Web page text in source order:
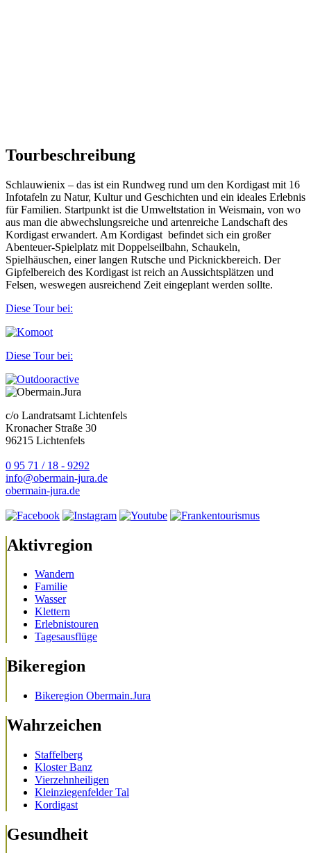
Tourbeschreibung
Schlauwienix – das ist ein Rundweg rund um den Kordigast mit 16
Infotafeln zu Natur, Kultur und Geschichten und ein ideales Erlebnis
für Familien. Startpunkt ist die Umweltstation in Weismain, von wo
aus man die abwechslungsreiche und artenreiche Landschaft des
Kordigast erwandert. Am Kordigast befindet sich ein großer
Abenteuer-Spielplatz mit Doppelseilbahn, Schaukeln,
Spielhäuschen, einer langen Rutsche und Picknickbereich. Der
Gipfelbereich des Kordigast ist reich an Aussichtsplätzen und
Felsen, weswegen ausreichend Zeit eingeplant werden sollte.
Diese Tour bei:
Diese Tour bei:
c/o Landratsamt Lichtenfels
Kronacher Straße 30
96215 Lichtenfels
0 95 71 / 18 - 9292
info@obermain-jura.de
obermain-jura.de
Aktivregion
Wandern
Familie
Wasser
Klettern
Erlebnistouren
Tagesausflüge
Bikeregion
Bikeregion Obermain.Jura
Wahrzeichen
Staffelberg
Kloster Banz
Vierzehnheiligen
Kleinziegenfelder Tal
Kordigast
Gesundheit